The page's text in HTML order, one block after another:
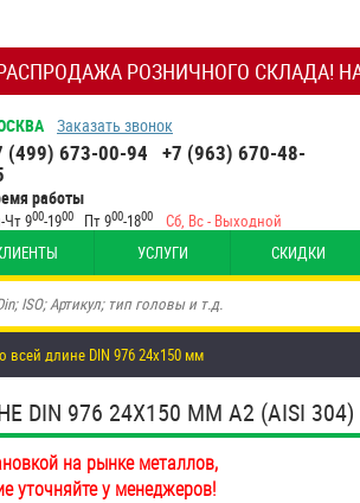
РОЗНИЧНОГО СКЛАДА! НА
Заказать звонок
(499) 673-00-94 +7 (963) 670-48-
работы
Чт 900-1900 Пт 900-1800 Сб, Вс - Выходной
УСЛУГИ СКИДКИ
длине DIN 976 24х150 мм
976 24Х150 ММ А2 (AISI 304)
на рынке металлов,
уточняйте у менеджеров!